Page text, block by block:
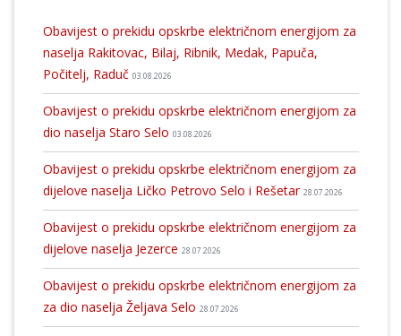
Obavijest o prekidu opskrbe električnom energijom za
naselja Rakitovac, Bilaj, Ribnik, Medak, Papuča,
Počitelj, Raduč 03.08.2026
Obavijest o prekidu opskrbe električnom energijom za
dio naselja Staro Selo 03.08.2026
Obavijest o prekidu opskrbe električnom energijom za
dijelove naselja Ličko Petrovo Selo i Rešetar 28.07.2026
Obavijest o prekidu opskrbe električnom energijom za
dijelove naselja Jezerce 28.07.2026
Obavijest o prekidu opskrbe električnom energijom za
za dio naselja Željava Selo 28.07.2026